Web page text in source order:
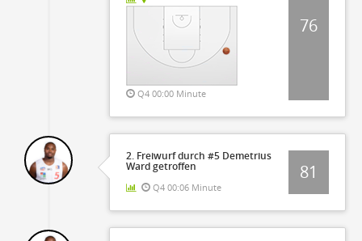
Q4 00:00 Minute
76
2. Freiwurf durch #5 Demetrius
Ward getroffen
Q4 00:06 Minute
81